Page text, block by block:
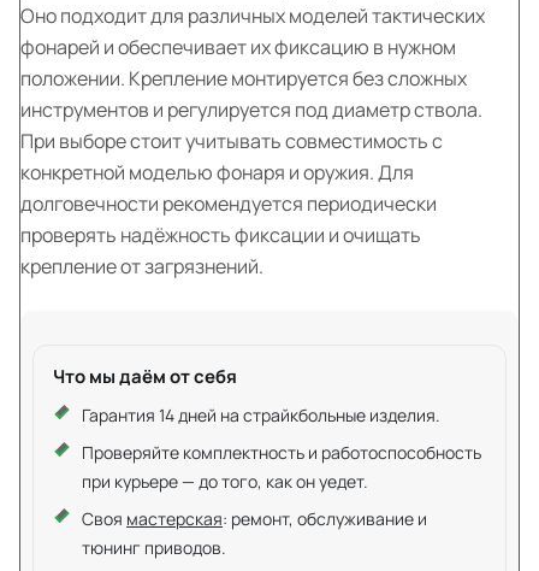
Оно подходит для различных моделей тактических
фонарей и обеспечивает их фиксацию в нужном
положении. Крепление монтируется без сложных
инструментов и регулируется под диаметр ствола.
При выборе стоит учитывать совместимость с
конкретной моделью фонаря и оружия. Для
долговечности рекомендуется периодически
проверять надёжность фиксации и очищать
крепление от загрязнений.
Что мы даём от себя
Гарантия 14 дней на страйкбольные изделия.
Проверяйте комплектность и работоспособность
при курьере — до того, как он уедет.
Своя мастерская: ремонт, обслуживание и
тюнинг приводов.